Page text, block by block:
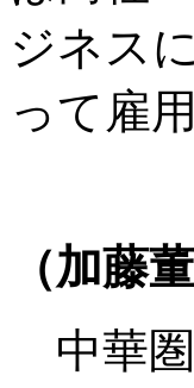
ジネス
って雇
（加藤
中華圏